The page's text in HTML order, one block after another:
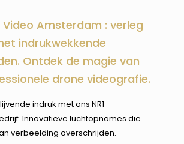
Video Amsterdam : verleg
indrukwekkende
Ontdek de magie van
drone videografie.
indruk met ons NR1
Innovatieve luchtopnames die
verbeelding overschrijden.